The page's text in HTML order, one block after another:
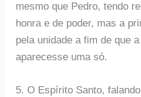
mesmo que Pedro, tendo
honra e de poder, mas a
pela unidade a fim de que
aparecesse uma só.
5. O Espírito Santo,